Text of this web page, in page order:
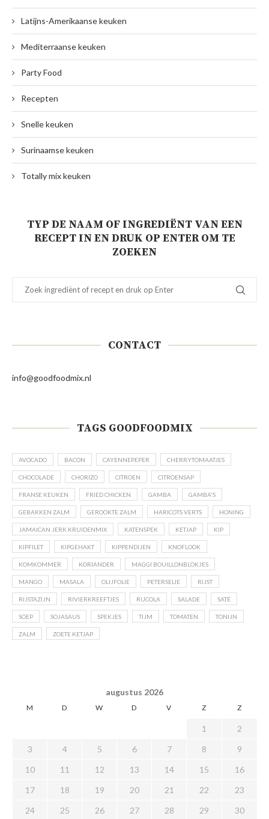
Latijns-Amerikaanse keuken
Mediterraanse keuken
Party Food
Recepten
Snelle keuken
Surinaamse keuken
Totally mix keuken
TYP DE NAAM OF INGREDIËNT VAN EEN
RECEPT IN EN DRUK OP ENTER OM TE
ZOEKEN
CONTACT
info@goodfoodmix.nl
TAGS GOODFOODMIX
AVOCADO BACON CAYENNEPEPER CHERRYTOMAATJES
CHOCOLADE CHORIZO CITROEN CITROENSAP
FRANSE KEUKEN FRIED CHICKEN GAMBA GAMBA'S
GEBAKKEN ZALM GEROOKTE ZALM HARICOTS VERTS HONING
JAMAICAN JERK KRUIDENMIX KATENSPEK KETJAP KIP
KIPFILET KIPGEHAKT KIPPENDIJEN KNOFLOOK
KOMKOMMER KORIANDER MAGGI BOUILLONBLOKJES
MANGO MASALA OLIJFOLIE PETERSELIE RIJST
RIJSTAZIJN RIVIERKREEFTJES RUCOLA SALADE SATÉ
SOEP SOJASAUS SPEKJES TIJM TOMATEN TONIJN
ZALM ZOETE KETJAP
augustus 2026
M D W D V Z Z
1
2
3
4 5 6 7 8
9
10
11 12 13 14 15
16
17
18 19 20 21 22
23
24
25 26 27 28 29 30